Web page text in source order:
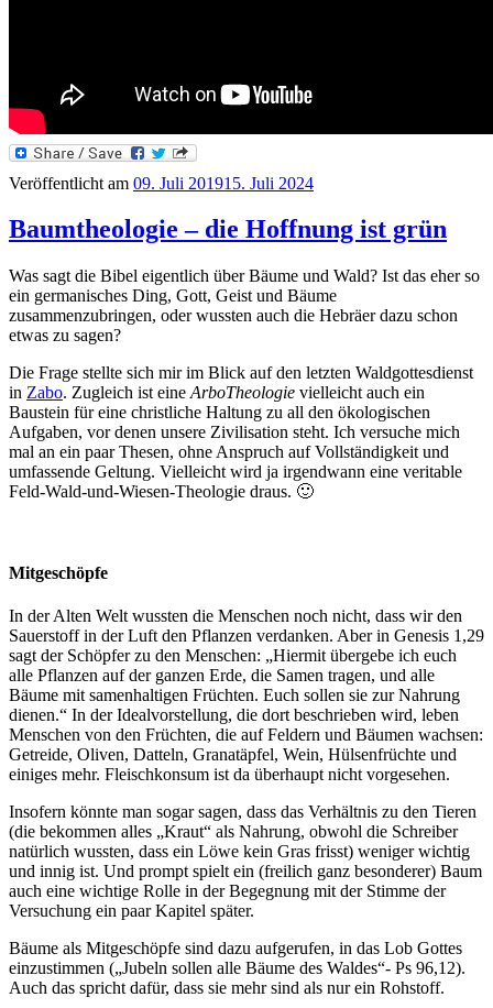
Veröffentlicht am 09. Juli 201915. Juli 2024
Baumtheologie – die Hoffnung ist grün
Was sagt die Bibel eigentlich über Bäume und Wald? Ist das eher so
ein germanisches Ding, Gott, Geist und Bäume
zusammenzubringen, oder wussten auch die Hebräer dazu schon
etwas zu sagen?
Die Frage stellte sich mir im Blick auf den letzten Waldgottesdienst
in Zabo. Zugleich ist eine ArboTheologie vielleicht auch ein
Baustein für eine christliche Haltung zu all den ökologischen
Aufgaben, vor denen unsere Zivilisation steht. Ich versuche mich
mal an ein paar Thesen, ohne Anspruch auf Vollständigkeit und
umfassende Geltung. Vielleicht wird ja irgendwann eine veritable
Feld-Wald-und-Wiesen-Theologie draus. 🙂
Mitgeschöpfe
In der Alten Welt wussten die Menschen noch nicht, dass wir den
Sauerstoff in der Luft den Pflanzen verdanken. Aber in Genesis 1,29
sagt der Schöpfer zu den Menschen: „Hiermit übergebe ich euch
alle Pflanzen auf der ganzen Erde, die Samen tragen, und alle
Bäume mit samenhaltigen Früchten. Euch sollen sie zur Nahrung
dienen.“ In der Idealvorstellung, die dort beschrieben wird, leben
Menschen von den Früchten, die auf Feldern und Bäumen wachsen:
Getreide, Oliven, Datteln, Granatäpfel, Wein, Hülsenfrüchte und
einiges mehr. Fleischkonsum ist da überhaupt nicht vorgesehen.
Insofern könnte man sogar sagen, dass das Verhältnis zu den Tieren
(die bekommen alles „Kraut“ als Nahrung, obwohl die Schreiber
natürlich wussten, dass ein Löwe kein Gras frisst) weniger wichtig
und innig ist. Und prompt spielt ein (freilich ganz besonderer) Baum
auch eine wichtige Rolle in der Begegnung mit der Stimme der
Versuchung ein paar Kapitel später.
Bäume als Mitgeschöpfe sind dazu aufgerufen, in das Lob Gottes
einzustimmen („Jubeln sollen alle Bäume des Waldes“- Ps 96,12).
Auch das spricht dafür, dass sie mehr sind als nur ein Rohstoff.